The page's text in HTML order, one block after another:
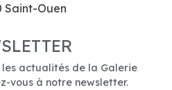
Saint-Ouen
les actualités de la Galerie
vous à notre newsletter.